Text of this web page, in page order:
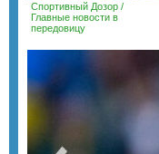
Спортивный Дозор /
Главные новости в
передовицу